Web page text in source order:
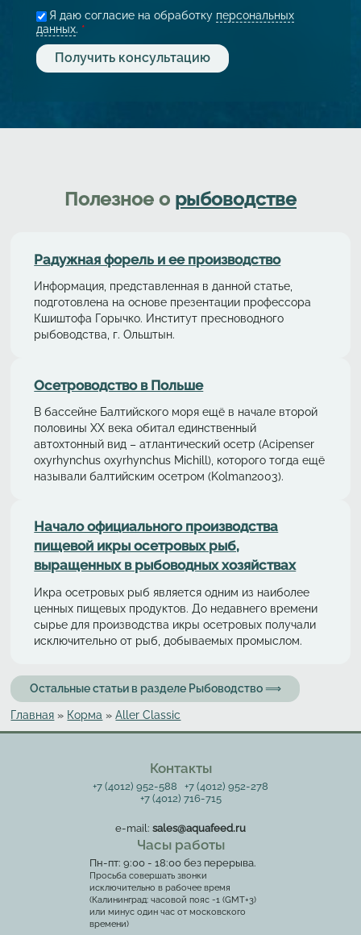
Я даю согласие на обработку персональных
данных. *
Полезное о рыбоводстве
Радужная форель и ее производство
Информация, представленная в данной статье,
подготовлена на основе презентации профессора
Кшиштофа Горычко. Институт пресноводного
рыбоводства, г. Ольштын.
Осетрoводствo в Польше
В бассейне Балтийского моря ещё в начале второй
половины ХХ века обитал единственный
автохтонный вид – aтлaнтичеcкий осетр (Acipenser
oxyrhynchus oxyrhynchus Michill), которого тогда ещё
называли балтийским осетром (Kolman2003).
Начало официального производства
пищевой икры осетровых рыб,
выращенных в рыбоводных хозяйствах
Икра осетровых рыб является одним из наиболее
ценных пищевых продуктов. До недавнего времени
сырье для производства икры осетровых получали
исключительно от рыб, добываемых промыслом.
Остальные статьи в разделе Рыбоводство ⟹
Вы здесь
Главная » Корма »Aller Classic
Контакты
+7 (4012) 952-588
+7 (4012) 952-278
+7 (4012) 716-715
e-mail: sales@aquafeed.ru
Часы работы
Пн-пт: 9:00 - 18:00 без перерыва.
Просьба совершать звонки
исключительно в рабочее время
(Калининград: часовой пояс -1 (GMT+3)
или минус один час от московского
времени)